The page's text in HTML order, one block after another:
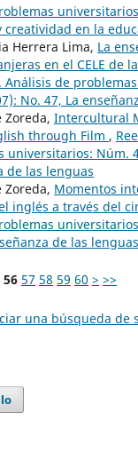
creatividad en la
Herrera Lima, La
en el CELE de
Análisis de
No. 47, La
Zoreda, Intercultural
through Film ,
universitarios: Núm.
de las lenguas
Zoreda, Momentos
inglés a través del
de las lenguas
56 57 58 59 60 > >>
una búsqueda de